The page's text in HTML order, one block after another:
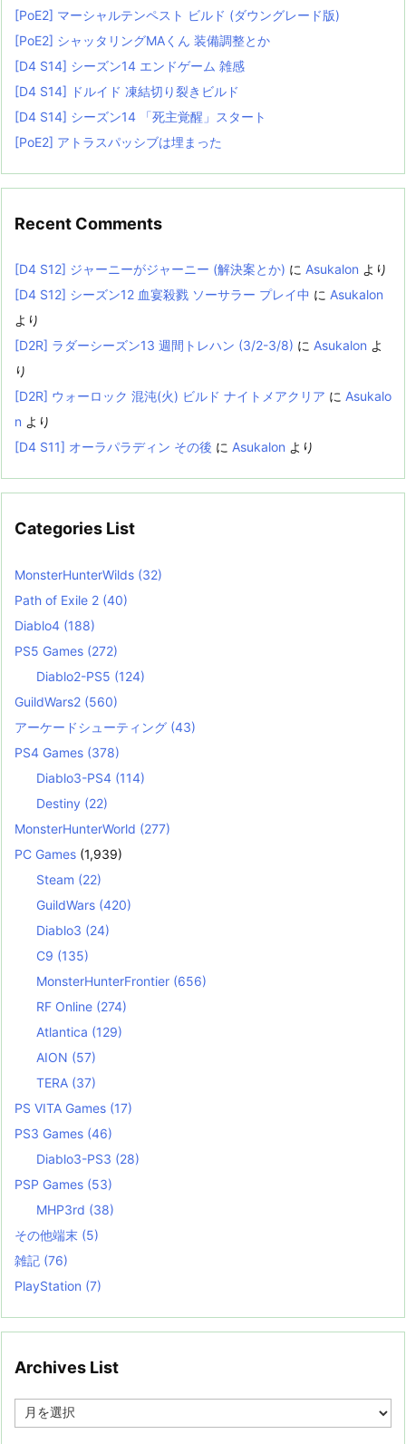
[PoE2] マーシャルテンペスト ビルド (ダウングレード版)
[PoE2] シャッタリングMAくん 装備調整とか
[D4 S14] シーズン14 エンドゲーム 雑感
[D4 S14] ドルイド 凍結切り裂きビルド
[D4 S14] シーズン14 「死主覚醒」スタート
[PoE2] アトラスパッシブは埋まった
Recent Comments
[D4 S12] ジャーニーがジャーニー (解決案とか) に Asukalon より
[D4 S12] シーズン12 血宴殺戮 ソーサラー プレイ中 に Asukalon
より
[D2R] ラダーシーズン13 週間トレハン (3/2-3/8) に Asukalon よ
り
[D2R] ウォーロック 混沌(火) ビルド ナイトメアクリア に Asukalo
n より
[D4 S11] オーラパラディン その後 に Asukalon より
Categories List
MonsterHunterWilds (32)
Path of Exile 2 (40)
Diablo4 (188)
PS5 Games (272)
Diablo2-PS5 (124)
GuildWars2 (560)
アーケードシューティング (43)
PS4 Games (378)
Diablo3-PS4 (114)
Destiny (22)
MonsterHunterWorld (277)
PC Games (1,939)
Steam (22)
GuildWars (420)
Diablo3 (24)
C9 (135)
MonsterHunterFrontier (656)
RF Online (274)
Atlantica (129)
AION (57)
TERA (37)
PS VITA Games (17)
PS3 Games (46)
Diablo3-PS3 (28)
PSP Games (53)
MHP3rd (38)
その他端末 (5)
雑記 (76)
PlayStation (7)
Archives List